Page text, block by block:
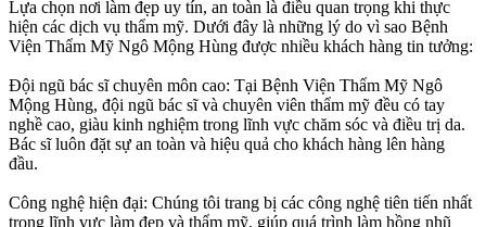
Lựa chọn nơi làm đẹp uy tín, an toàn là điều quan trọng khi thực
hiện các dịch vụ thẩm mỹ. Dưới đây là những lý do vì sao Bệnh
Viện Thẩm Mỹ Ngô Mộng Hùng được nhiều khách hàng tin tưởng:
Đội ngũ bác sĩ chuyên môn cao: Tại Bệnh Viện Thẩm Mỹ Ngô
Mộng Hùng, đội ngũ bác sĩ và chuyên viên thẩm mỹ đều có tay
nghề cao, giàu kinh nghiệm trong lĩnh vực chăm sóc và điều trị da.
Bác sĩ luôn đặt sự an toàn và hiệu quả cho khách hàng lên hàng
đầu.
Công nghệ hiện đại: Chúng tôi trang bị các công nghệ tiên tiến nhất
trong lĩnh vực làm đẹp và thẩm mỹ, giúp quá trình làm hồng nhũ